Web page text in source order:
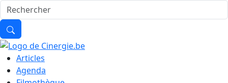
Articles
Agenda